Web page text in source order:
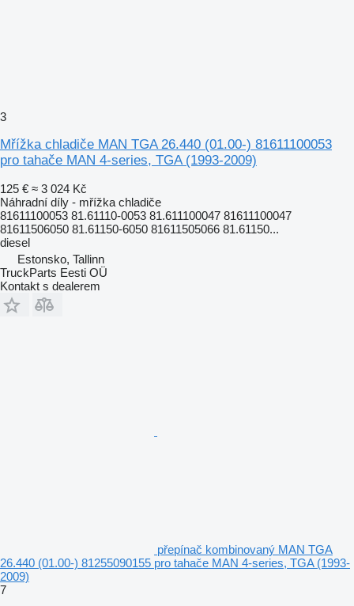
3
Mřížka chladiče MAN TGA 26.440 (01.00-) 81611100053
pro tahače MAN 4-series, TGA (1993-2009)
125 € ≈ 3 024 Kč
Náhradní díly - mřížka chladiče
81611100053 81.61110-0053 81.611100047 81611100047
81611506050 81.61150-6050 81611505066 81.61150...
diesel
Estonsko, Tallinn
TruckParts Eesti OÜ
Kontakt s dealerem
přepínač kombinovaný MAN TGA
26.440 (01.00-) 81255090155 pro tahače MAN 4-series, TGA (1993-
2009)
7